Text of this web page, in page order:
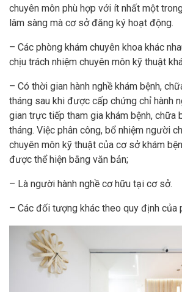
chuyên môn phù hợp với ít nhất một
lâm sàng mà cơ sở đăng ký hoạt động.
– Các phòng khám chuyên khoa khác
chịu trách nhiệm chuyên môn kỹ thuật
– Có thời gian hành nghề khám bệnh,
tháng sau khi được cấp chứng chỉ hành
gian trực tiếp tham gia khám bệnh, chữa
tháng. Việc phân công, bổ nhiệm người
chuyên môn kỹ thuật của cơ sở khám
được thể hiện bằng văn bản;
– Là người hành nghề cơ hữu tại cơ sở.
– Các đối tượng khác theo quy định của